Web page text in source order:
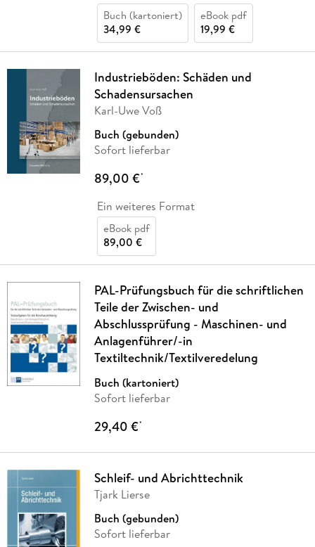
Buch (kartoniert)
34,99 €
eBook pdf
19,99 €
Industrieböden: Schäden und
Schadensursachen
Karl-Uwe Voß
Buch (gebunden)
Sofort lieferbar
89,00 €*
Ein weiteres Format
eBook pdf
89,00 €
PAL-Prüfungsbuch für die schriftlichen
Teile der Zwischen- und
Abschlussprüfung - Maschinen- und
Anlagenführer/-in
Textiltechnik/Textilveredelung
Buch (kartoniert)
Sofort lieferbar
29,40 €*
Schleif- und Abrichttechnik
Tjark Lierse
Buch (gebunden)
Sofort lieferbar